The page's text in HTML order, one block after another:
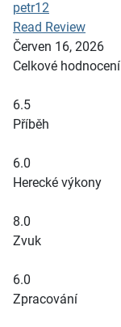
petr12
Read Review
Červen 16, 2026
Celkové hodnocení
6.5
Příběh
6.0
Herecké výkony
8.0
Zvuk
6.0
Zpracování